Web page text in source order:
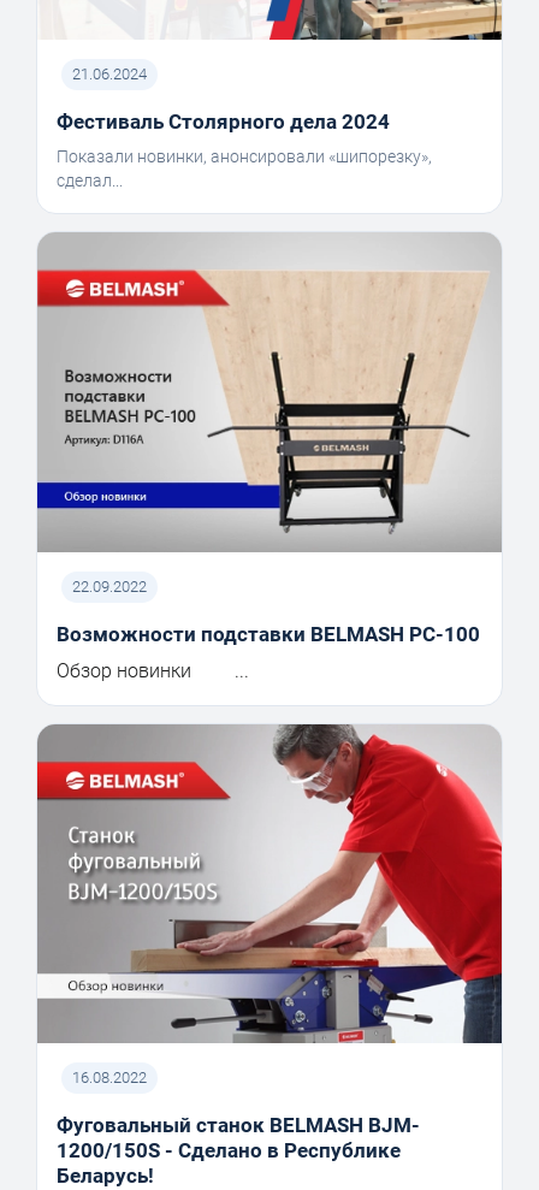
21.06.2024
Фестиваль Столярного дела 2024
Показали новинки, анонсировали «шипорезку»,
сделал...
22.09.2022
Возможности подставки BELMASH PC-100
Обзор новинки ...
16.08.2022
Фуговальный станок BELMASH BJM-
1200/150S - Сделано в Республике
Беларусь!